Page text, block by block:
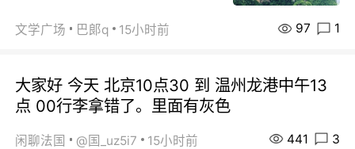
文学广场 巴郞q 15小时前 97 1
大家好 今天 北京10点30 到 温州龙港中午13
点 00行李拿错了。里面有灰色
闲聊法国 @国_uz5i7 15小时前 441 3